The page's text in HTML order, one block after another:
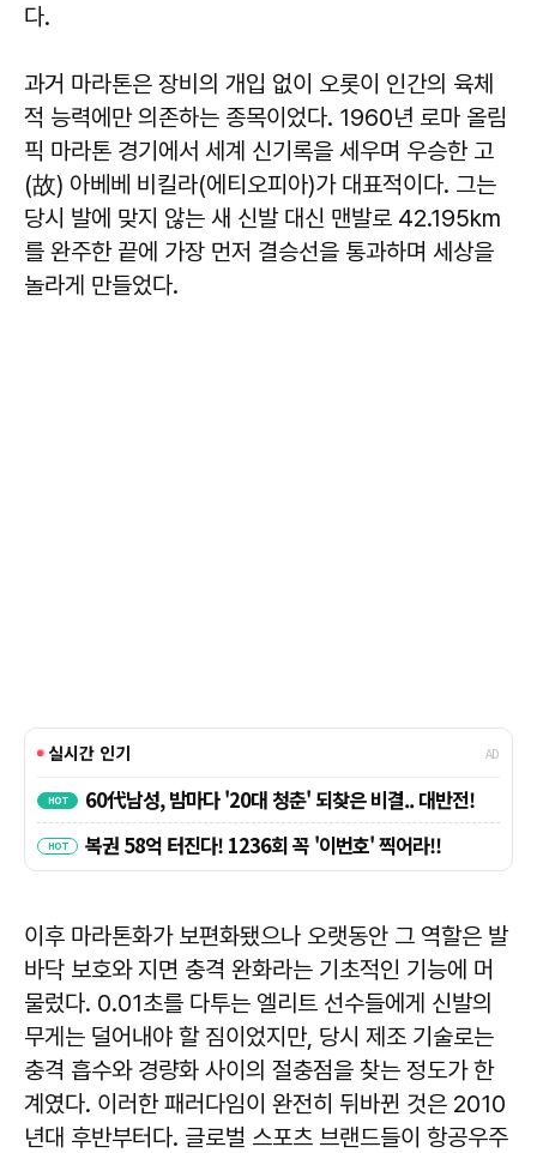
다.
과거 마라톤은 장비의 개입 없이 오롯이 인간의 육체
적 능력에만 의존하는 종목이었다. 1960년 로마 올림
픽 마라톤 경기에서 세계 신기록을 세우며 우승한 고
(故) 아베베 비킬라(에티오피아)가 대표적이다. 그는
당시 발에 맞지 않는 새 신발 대신 맨발로 42.195km
를 완주한 끝에 가장 먼저 결승선을 통과하며 세상을
놀라게 만들었다.
이후 마라톤화가 보편화됐으나 오랫동안 그 역할은 발
바닥 보호와 지면 충격 완화라는 기초적인 기능에 머
물렀다. 0.01초를 다투는 엘리트 선수들에게 신발의
무게는 덜어내야 할 짐이었지만, 당시 제조 기술로는
충격 흡수와 경량화 사이의 절충점을 찾는 정도가 한
계였다. 이러한 패러다임이 완전히 뒤바뀐 것은 2010
년대 후반부터다. 글로벌 스포츠 브랜드들이 항공우주